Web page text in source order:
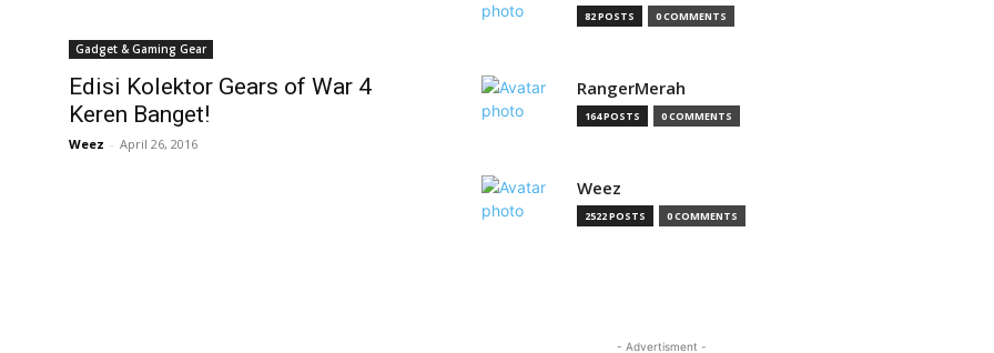
Gadget & Gaming Gear
Edisi Kolektor Gears of War 4
Keren Banget!
Weez - April 26, 2016
82 POSTS 0 COMMENTS
RangerMerah
164 POSTS 0 COMMENTS
Weez
2522 POSTS 0 COMMENTS
- Advertisment -